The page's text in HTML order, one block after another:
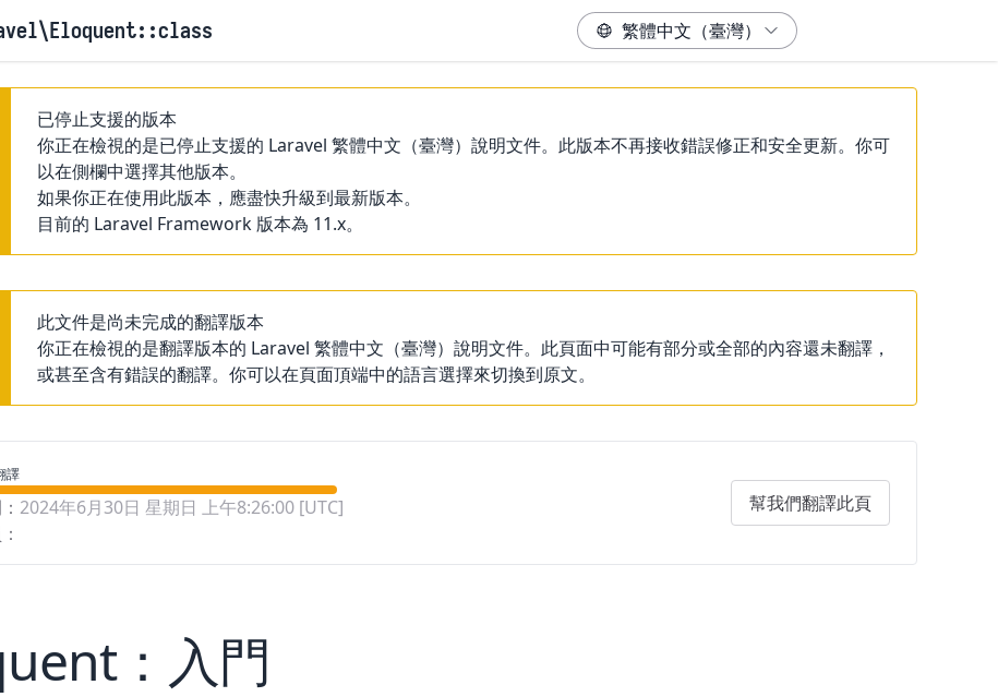
\Eloquent::class
已停止支援的版本
你正在檢視的是已停止支援的 Laravel 繁體中文（臺灣）說明文件。此版本不再接收錯誤修正和安全更新。你可
以在側欄中選擇其他版本。
如果你正在使用此版本，應盡快升級到最新版本。
目前的 Laravel Framework 版本為 11.x。
此文件是尚未完成的翻譯版本
你正在檢視的是翻譯版本的 Laravel 繁體中文（臺灣）說明文件。此頁面中可能有部分或全部的內容還未翻譯，
或甚至含有錯誤的翻譯。你可以在頁面頂端中的語言選擇來切換到原文。
譯
2024年6月30日 星期日 上午8:26:00 [UTC]
幫我們翻譯此頁
：入門